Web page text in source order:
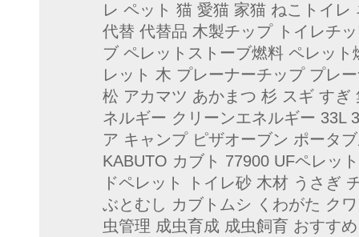
レ ペット 猫 愛猫 家猫 ねこトイ
代替 代替品 木製チップ トイレチ
ブ ペレットストーブ燃料 ペレッ
レット 木 プレーナーチップ プレ
松 アカマツ あかまつ 杉 スギ す
ネルギー クリーンエネルギー 33L
ア キャンプ ピザオーブン ポータ
KABUTO カブト 77900 UFペレッ
ドペレット トイレ砂 木材 うさぎ
ぶとむし カブトムシ くわがた ク
虫管理 成虫育成 成虫飼育 おすす